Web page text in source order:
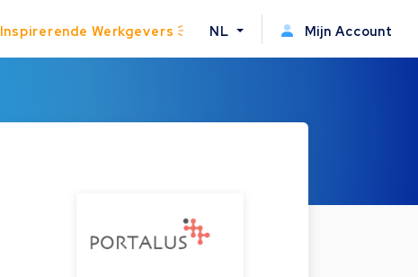
Inspirerende Werkgevers NL Mijn Account